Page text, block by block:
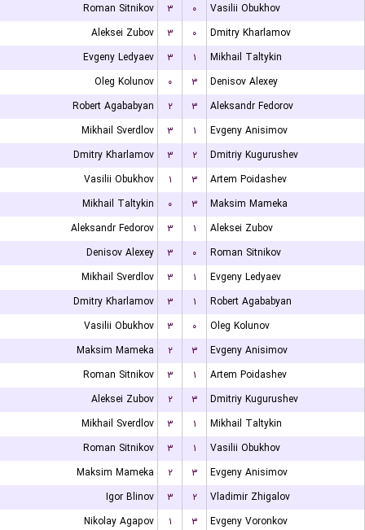
Roman Sitnikov
۳ ۰
Vasilii Obukhov
Aleksei Zubov
۳ ۰
Dmitry Kharlamov
Evgeny Ledyaev
۳ ۱
Mikhail Taltykin
Oleg Kolunov
۰ ۳
Denisov Alexey
Robert Agababyan
۲ ۳
Aleksandr Fedorov
Mikhail Sverdlov
۳ ۱
Evgeny Anisimov
Dmitry Kharlamov
۳ ۲
Dmitriy Kugurushev
Vasilii Obukhov
۱ ۳
Artem Poidashev
Mikhail Taltykin
۰ ۳
Maksim Mameka
Aleksandr Fedorov
۳ ۱
Aleksei Zubov
Denisov Alexey
۳ ۰
Roman Sitnikov
Mikhail Sverdlov
۳ ۱
Evgeny Ledyaev
Dmitry Kharlamov
۳ ۱
Robert Agababyan
Vasilii Obukhov
۳ ۰
Oleg Kolunov
Maksim Mameka
۲ ۳
Evgeny Anisimov
Roman Sitnikov
۳ ۱
Artem Poidashev
Aleksei Zubov
۲ ۳
Dmitriy Kugurushev
Mikhail Sverdlov
۳ ۱
Mikhail Taltykin
Roman Sitnikov
۳ ۱
Vasilii Obukhov
Maksim Mameka
۲ ۳
Evgeny Anisimov
Igor Blinov
۳ ۲
Vladimir Zhigalov
Nikolay Agapov
۱ ۳
Evgeny Voronkov